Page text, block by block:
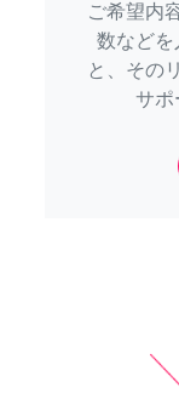
ご希望内
数などを
と、その
サポ